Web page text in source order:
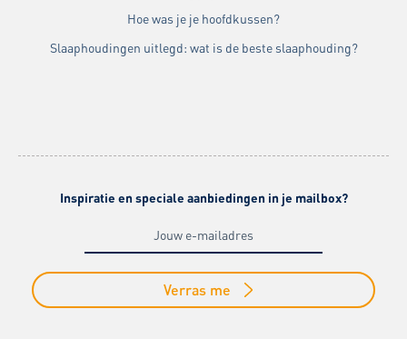
Hoe was je je hoofdkussen?
Slaaphoudingen uitlegd: wat is de beste slaaphouding?
Inspiratie en speciale aanbiedingen in je mailbox?
Verras me